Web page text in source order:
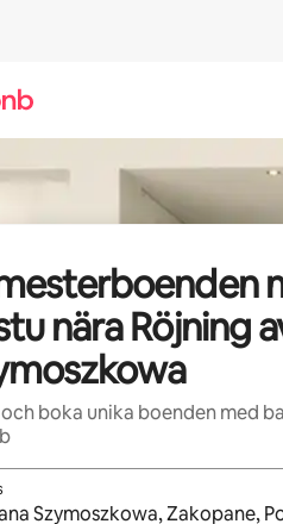
nära Röjning
boka unika boenden med
resultaten är tillgängliga kan du